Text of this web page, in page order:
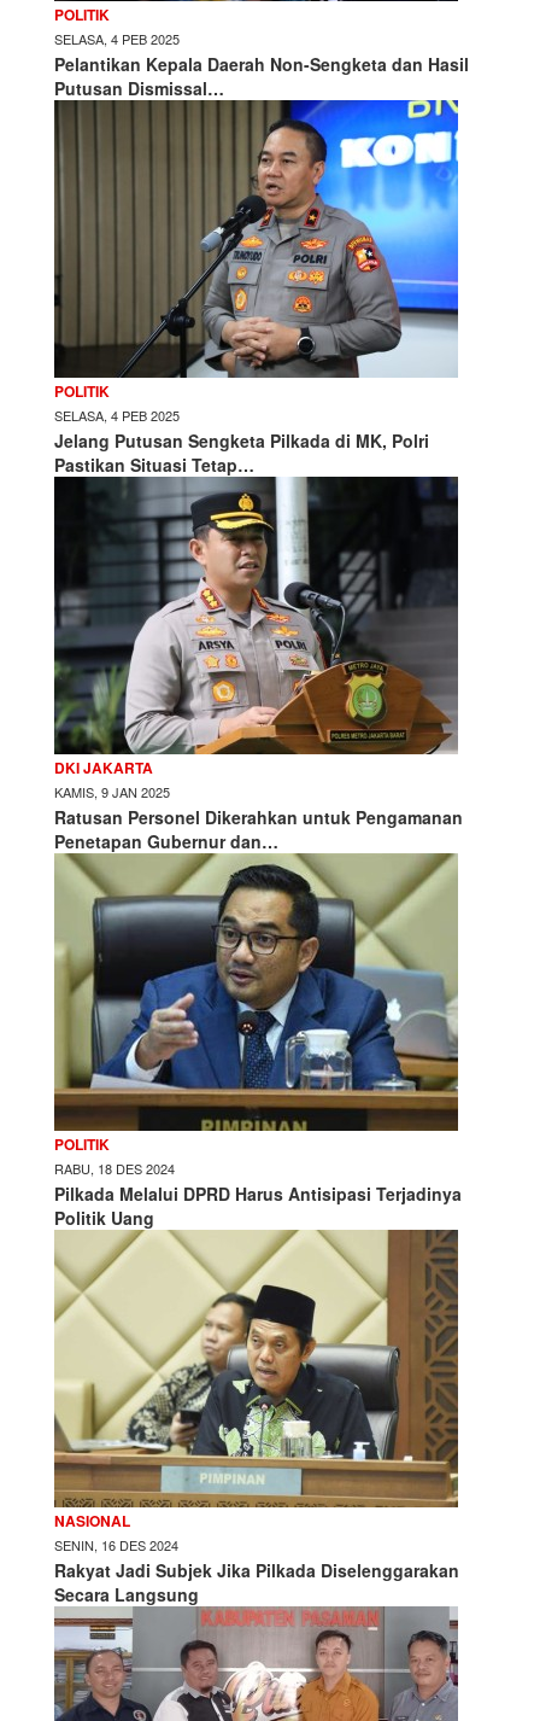
POLITIK
SELASA, 4 PEB 2025
Pelantikan Kepala Daerah Non-Sengketa dan Hasil
Putusan Dismissal…
POLITIK
SELASA, 4 PEB 2025
Jelang Putusan Sengketa Pilkada di MK, Polri
Pastikan Situasi Tetap…
DKI JAKARTA
KAMIS, 9 JAN 2025
Ratusan Personel Dikerahkan untuk Pengamanan
Penetapan Gubernur dan…
POLITIK
RABU, 18 DES 2024
Pilkada Melalui DPRD Harus Antisipasi Terjadinya
Politik Uang
NASIONAL
SENIN, 16 DES 2024
Rakyat Jadi Subjek Jika Pilkada Diselenggarakan
Secara Langsung